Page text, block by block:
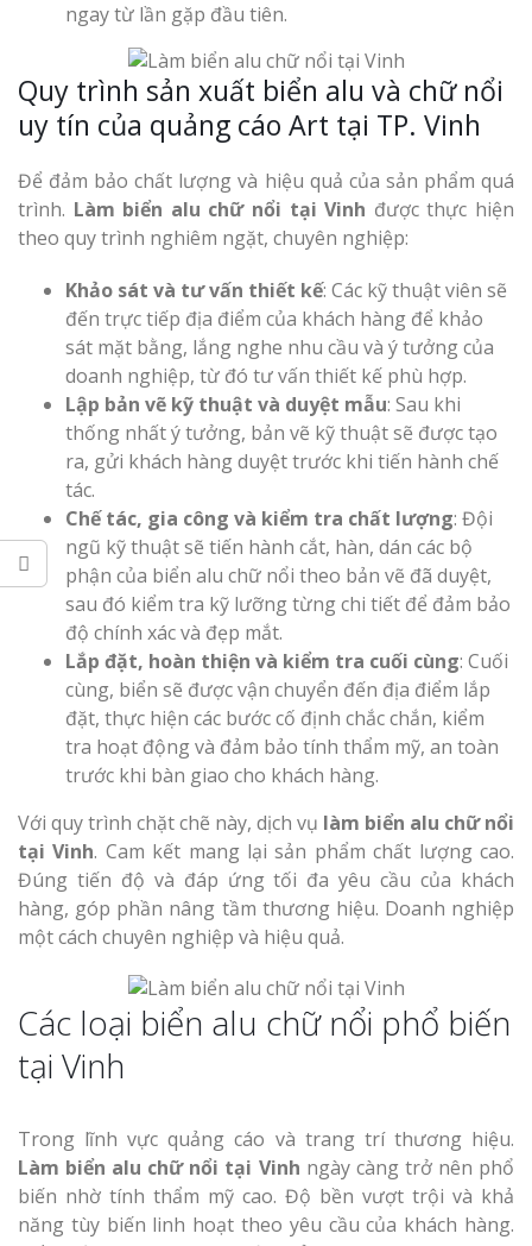
ngay từ lần gặp đầu tiên.
Quy trình sản xuất biển alu và chữ nổi
uy tín của quảng cáo Art tại TP. Vinh
Để đảm bảo chất lượng và hiệu quả của sản phẩm quá
trình. Làm biển alu chữ nổi tại Vinh được thực hiện
theo quy trình nghiêm ngặt, chuyên nghiệp:
Khảo sát và tư vấn thiết kế: Các kỹ thuật viên sẽ
đến trực tiếp địa điểm của khách hàng để khảo
sát mặt bằng, lắng nghe nhu cầu và ý tưởng của
doanh nghiệp, từ đó tư vấn thiết kế phù hợp.
Lập bản vẽ kỹ thuật và duyệt mẫu: Sau khi
thống nhất ý tưởng, bản vẽ kỹ thuật sẽ được tạo
ra, gửi khách hàng duyệt trước khi tiến hành chế
tác.
Chế tác, gia công và kiểm tra chất lượng: Đội
ngũ kỹ thuật sẽ tiến hành cắt, hàn, dán các bộ
phận của biển alu chữ nổi theo bản vẽ đã duyệt,
sau đó kiểm tra kỹ lưỡng từng chi tiết để đảm bảo
độ chính xác và đẹp mắt.
Lắp đặt, hoàn thiện và kiểm tra cuối cùng: Cuối
cùng, biển sẽ được vận chuyển đến địa điểm lắp
đặt, thực hiện các bước cố định chắc chắn, kiểm
tra hoạt động và đảm bảo tính thẩm mỹ, an toàn
trước khi bàn giao cho khách hàng.
Với quy trình chặt chẽ này, dịch vụ làm biển alu chữ nổi
tại Vinh. Cam kết mang lại sản phẩm chất lượng cao.
Đúng tiến độ và đáp ứng tối đa yêu cầu của khách
hàng, góp phần nâng tầm thương hiệu. Doanh nghiệp
một cách chuyên nghiệp và hiệu quả.
Các loại biển alu chữ nổi phổ biến
tại Vinh
Trong lĩnh vực quảng cáo và trang trí thương hiệu.
Làm biển alu chữ nổi tại Vinh ngày càng trở nên phổ
biến nhờ tính thẩm mỹ cao. Độ bền vượt trội và khả
năng tùy biến linh hoạt theo yêu cầu của khách hàng.